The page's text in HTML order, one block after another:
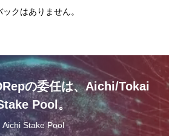
クはありません。
の委任は、Aichi/Tokai
Pool。
Aichi Stake Pool